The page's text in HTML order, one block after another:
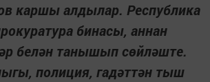
каршы алдылар. Республика
бинасы, аннан
белән танышып сөйләште.
полиция, гадәттән тыш